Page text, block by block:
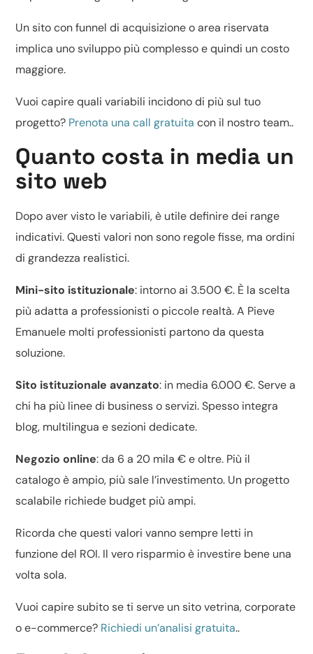
Un sito con funnel di acquisizione o area riservata
implica uno sviluppo più complesso e quindi un costo
maggiore.
Vuoi capire quali variabili incidono di più sul tuo
progetto? Prenota una call gratuita con il nostro team..
Quanto costa in media un
sito web
Dopo aver visto le variabili, è utile definire dei range
indicativi. Questi valori non sono regole fisse, ma ordini
di grandezza realistici.
Mini-sito istituzionale: intorno ai 3.500 €. È la scelta
più adatta a professionisti o piccole realtà. A Pieve
Emanuele molti professionisti partono da questa
soluzione.
Sito istituzionale avanzato: in media 6.000 €. Serve a
chi ha più linee di business o servizi. Spesso integra
blog, multilingua e sezioni dedicate.
Negozio online: da 6 a 20 mila € e oltre. Più il
catalogo è ampio, più sale l’investimento. Un progetto
scalabile richiede budget più ampi.
Ricorda che questi valori vanno sempre letti in
funzione del ROI. Il vero risparmio è investire bene una
volta sola.
Vuoi capire subito se ti serve un sito vetrina, corporate
o e-commerce? Richiedi un’analisi gratuita..